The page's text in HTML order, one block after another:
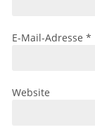
E-Mail-Adresse *
Website